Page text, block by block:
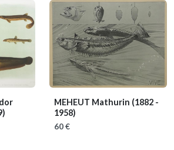
MEHEUT Mathurin (1882 -
1958)
60 €